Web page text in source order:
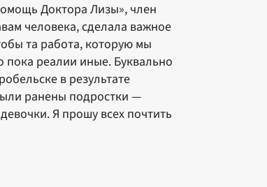
Доктора Лизы», член
человека, сделала важное
та работа, которую мы
реалии иные. Буквально
в результате
ранены подростки —
Я прошу всех почтить